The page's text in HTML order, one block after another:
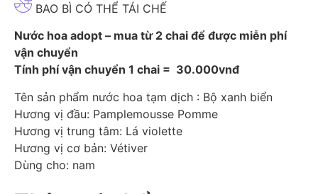
BAO BÌ CÓ THỂ TÁI CHẾ
Nước hoa adopt – mua từ 2 chai để được miễn phí
vận chuyển
Tính phí vận chuyển 1 chai = 30.000vnđ
Tên sản phẩm nước hoa tạm dịch : Bộ xanh biển
Hương vị đầu: Pamplemousse Pomme
Hương vị trung tâm: Lá violette
Hương vị cơ bản: Vétiver
Dùng cho: nam